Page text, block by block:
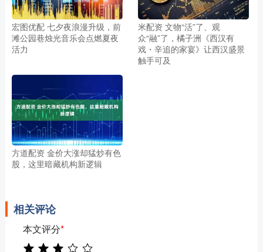
宏图优配 七夕夜浪漫升级，前
滩公园巷烛光音乐会点燃夏夜
活力
米配资 文物“活”了、观
众“融”了，橘子洲《西汉有
戏・辛追的家宴》让西汉盛景
触手可及
方道配资 金价大涨却猛炒有色
股，这里暗藏机构新逻辑
相关评论
本文评分*